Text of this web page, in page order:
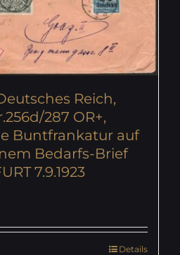
Reich,
287 OR+,
Buntfrankatur auf
Bedarfs-Brief
7.9.1923
Details